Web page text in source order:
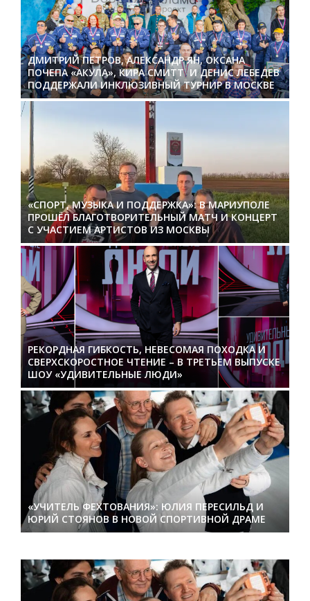
ДМИТРИЙ ПЕТРОВ, АЛЕКСАНДР ЯН, ОКСАНА
ПОЧЕПА «АКУЛА», КИРА СМИТТ И ДЕНИС ЛЕБЕДЕВ
ПОДДЕРЖАЛИ ИНКЛЮЗИВНЫЙ ТУРНИР В МОСКВЕ
«СПОРТ, МУЗЫКА И ПОДДЕРЖКА»: В МАРИУПОЛЕ
ПРОШЁЛ БЛАГОТВОРИТЕЛЬНЫЙ МАТЧ И КОНЦЕРТ
С УЧАСТИЕМ АРТИСТОВ ИЗ МОСКВЫ
РЕКОРДНАЯ ГИБКОСТЬ, НЕВЕСОМАЯ ПОХОДКА И
СВЕРХСКОРОСТНОЕ ЧТЕНИЕ – В ТРЕТЬЕМ ВЫПУСКЕ
ШОУ «УДИВИТЕЛЬНЫЕ ЛЮДИ»
«УЧИТЕЛЬ ФЕХТОВАНИЯ»: ЮЛИЯ ПЕРЕСИЛЬД И
ЮРИЙ СТОЯНОВ В НОВОЙ СПОРТИВНОЙ ДРАМЕ